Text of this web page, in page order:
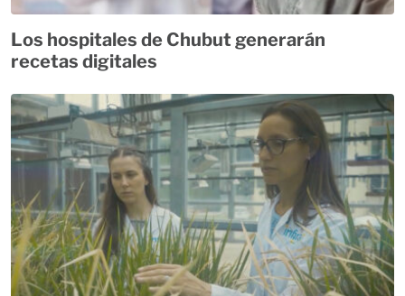
Los hospitales de Chubut generarán
recetas digitales